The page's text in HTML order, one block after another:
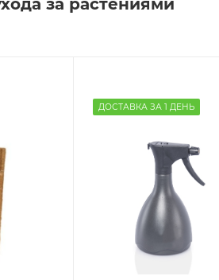
за растениями
ДОСТАВКА ЗА 1 ДЕНЬ